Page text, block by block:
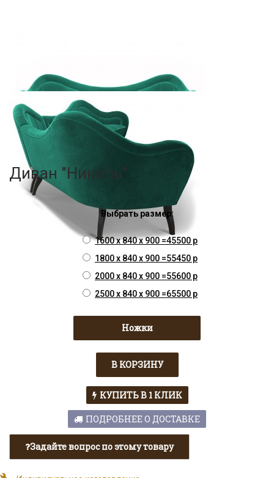
Диван "Николь"
Ножки
Выбрать размер:
1600 x 840 x 900 =45500 р
1800 x 840 x 900 =55450 р
2000 x 840 x 900 =55600 р
2500 x 840 x 900 =65500 р
КУПИТЬ В 1 КЛИК
ПОДРОБНЕЕ О ДОСТАВКЕ
Задайте вопрос по этому товару